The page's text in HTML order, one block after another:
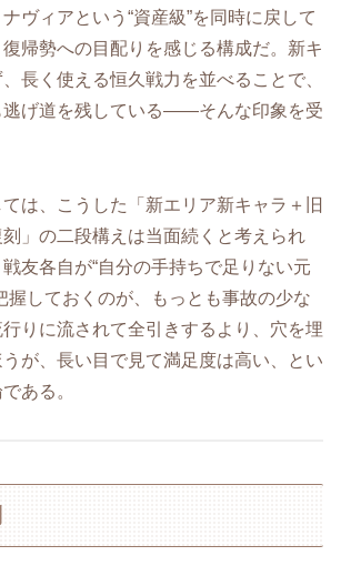
ヴィアという“資産級”を同時に戻して
帰勢への目配りを感じる構成だ。新キ
長く使える恒久戦力を並べることで、
逃げ道を残している——そんな印象を受
は、こうした「新エリア新キャラ＋旧
」の二段構えは当面続くと考えられ
友各自が“自分の手持ちで足りない元
握しておくのが、もっとも事故の少な
りに流されて全引きするより、穴を埋
が、長い目で見て満足度は高い、とい
ある。